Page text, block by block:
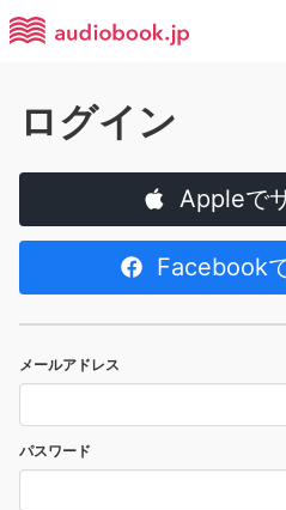
ログイン
Appleで
Facebook
メールアドレス
パスワード